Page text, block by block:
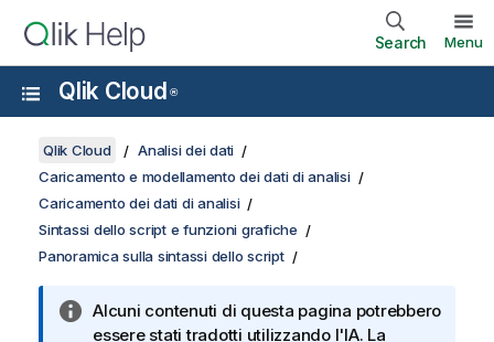
Search Menu
Qlik Cloud ®
Qlik Cloud
Analisi dei dati
Caricamento e modellamento dei dati di analisi
Caricamento dei dati di analisi
Sintassi dello script e funzioni grafiche
Panoramica sulla sintassi dello script
Alcuni contenuti di questa pagina potrebbero
essere stati tradotti utilizzando l'IA. La